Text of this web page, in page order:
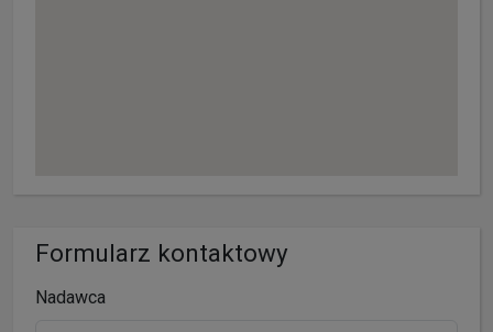
Formularz kontaktowy
Nadawca